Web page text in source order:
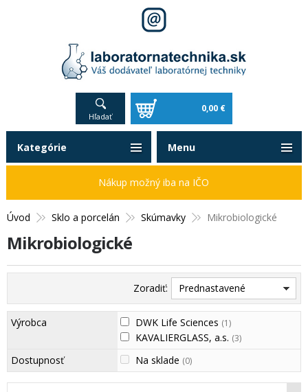
Hľadať
0,00 €
Úvod Sklo a porcelán Skúmavky Mikrobiologické
Mikrobiologické
Zoradiť: Prednastavené
Výrobca DWK Life Sciences (1)
KAVALIERGLASS, a.s. (3)
Dostupnosť Na sklade (0)
Kategórie
Nákup možný iba na IČO
Menu